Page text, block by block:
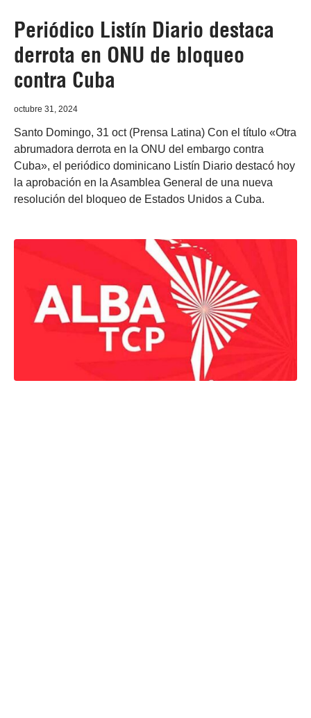
Periódico Listín Diario destaca
derrota en ONU de bloqueo
contra Cuba
octubre 31, 2024
Santo Domingo, 31 oct (Prensa Latina) Con el título «Otra
abrumadora derrota en la ONU del embargo contra
Cuba», el periódico dominicano Listín Diario destacó hoy
la aprobación en la Asamblea General de una nueva
resolución del bloqueo de Estados Unidos a Cuba.